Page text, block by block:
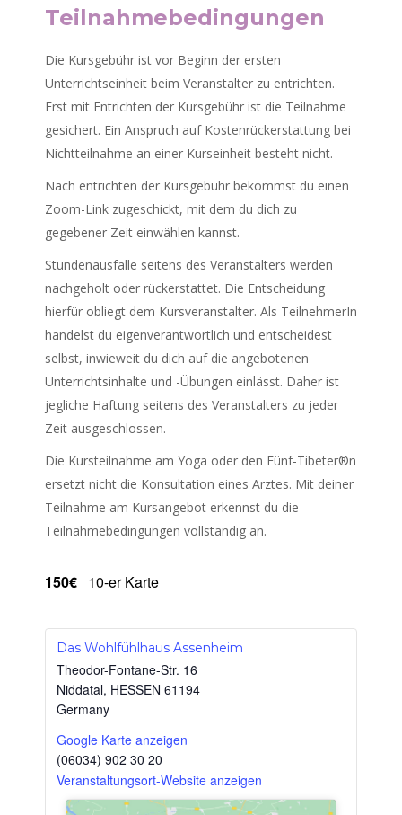
Teilnahmebedingungen
Die Kursgebühr ist vor Beginn der ersten
Unterrichtseinheit beim Veranstalter zu entrichten.
Erst mit Entrichten der Kursgebühr ist die Teilnahme
gesichert. Ein Anspruch auf Kostenrückerstattung bei
Nichtteilnahme an einer Kurseinheit besteht nicht.
Nach entrichten der Kursgebühr bekommst du einen
Zoom-Link zugeschickt, mit dem du dich zu
gegebener Zeit einwählen kannst.
Stundenausfälle seitens des Veranstalters werden
nachgeholt oder rückerstattet. Die Entscheidung
hierfür obliegt dem Kursveranstalter. Als TeilnehmerIn
handelst du eigenverantwortlich und entscheidest
selbst, inwieweit du dich auf die angebotenen
Unterrichtsinhalte und -Übungen einlässt. Daher ist
jegliche Haftung seitens des Veranstalters zu jeder
Zeit ausgeschlossen.
Die Kursteilnahme am Yoga oder den Fünf-Tibeter®n
ersetzt nicht die Konsultation eines Arztes. Mit deiner
Teilnahme am Kursangebot erkennst du die
Teilnahmebedingungen vollständig an.
150€ 10-er Karte
Das Wohlfühlhaus Assenheim
Theodor-Fontane-Str. 16
Niddatal, HESSEN 61194
Germany
Google Karte anzeigen
(06034) 902 30 20
Veranstaltungsort-Website anzeigen